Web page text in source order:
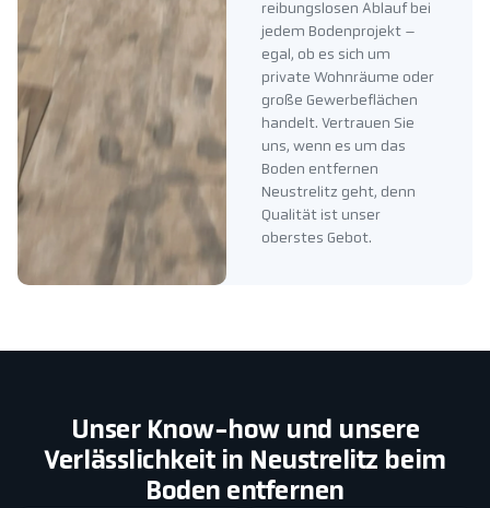
reibungslosen Ablauf bei
jedem Bodenprojekt –
egal, ob es sich um
private Wohnräume oder
große Gewerbeflächen
handelt. Vertrauen Sie
uns, wenn es um das
Boden entfernen
Neustrelitz geht, denn
Qualität ist unser
oberstes Gebot.
Unser Know-how und unsere
Verlässlichkeit in Neustrelitz beim
Boden entfernen